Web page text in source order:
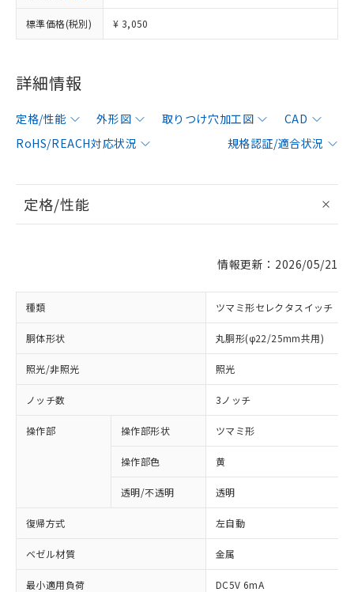
標準価格(税別) ¥ 3,050
詳細情報
定格/性能 外形図 取りつけ穴加工図
CAD
RoHS/REACH対応状況
規格認証/適合状況
定格/性能
情報更新：2026/05/21
種類 ツマミ形セレクタスイッチ
胴体形状 丸胴形(φ22/25mm共用)
照光/非照光 照光
ノッチ数 3ノッチ
操作部 操作部形状 ツマミ形
操作部色 黄
透明/不透明 透明
復帰方式 左自動
ベゼル材質 金属
最小適用負荷 DC5V 6mA